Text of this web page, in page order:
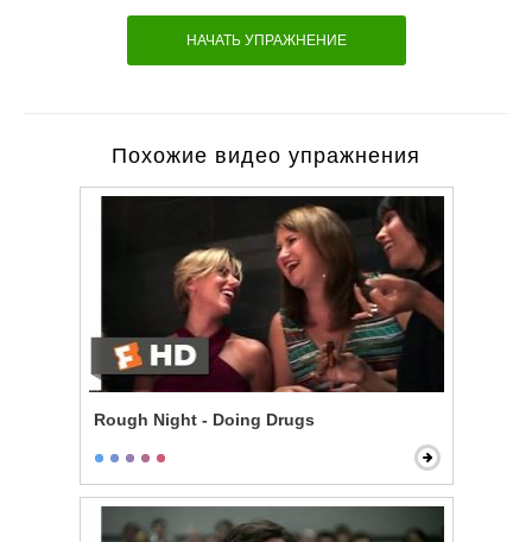
НАЧАТЬ УПРАЖНЕНИЕ
Похожие видео упражнения
Rough Night - Doing Drugs